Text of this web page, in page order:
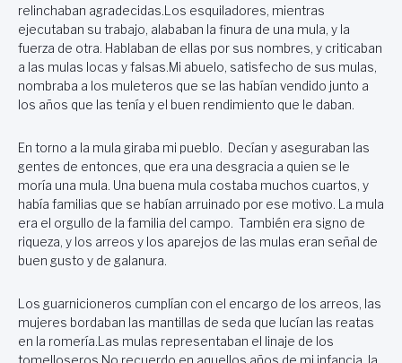
relinchaban agradecidas.Los esquiladores, mientras
ejecutaban su trabajo, alababan la finura de una mula, y la
fuerza de otra. Hablaban de ellas por sus nombres, y criticaban
a las mulas locas y falsas.Mi abuelo, satisfecho de sus mulas,
nombraba a los muleteros que se las habían vendido junto a
los años que las tenía y el buen rendimiento que le daban.
En torno a la mula giraba mi pueblo. Decían y aseguraban las
gentes de entonces, que era una desgracia a quien se le
moría una mula. Una buena mula costaba muchos cuartos, y
había familias que se habían arruinado por ese motivo. La mula
era el orgullo de la familia del campo. También era signo de
riqueza, y los arreos y los aparejos de las mulas eran señal de
buen gusto y de galanura.
Los guarnicioneros cumplían con el encargo de los arreos, las
mujeres bordaban las mantillas de seda que lucían las reatas
en la romería.Las mulas representaban el linaje de los